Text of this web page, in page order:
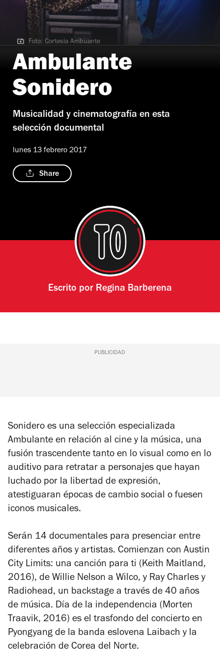
Foto: Cortesía Ambuante
Foto: Cortesía Ambuante
Ambulante
Sonidero
Musicalidad y cinematografía en esta
selección documental
lunes 13 febrero 2017
Share
Escrito por Regina Barberena
PUBLICIDAD
Sonidero es una selección especializada
Ambulante en relación al cine y la música, una
fusión trascendente tanto en lo visual como en lo
auditivo para retratar a personajes que hayan
luchado por la libertad de expresión,
atestiguaran épocas de cambio social o fuesen
iconos musicales.
Serán 14 documentales para presenciar entre
diferentes años y artistas. Comienzan con Austin
City Limits: una canción para ti (Keith Maitland,
2016), de Willie Nelson a Wilco, y Ray Charles y
Radiohead, un backstage a través de 40 años
de música. Día de la independencia (Morten
Traavik, 2016) es el trasfondo del concierto en
Pyongyang de la banda eslovena Laibach y la
celebración de Corea del Norte.